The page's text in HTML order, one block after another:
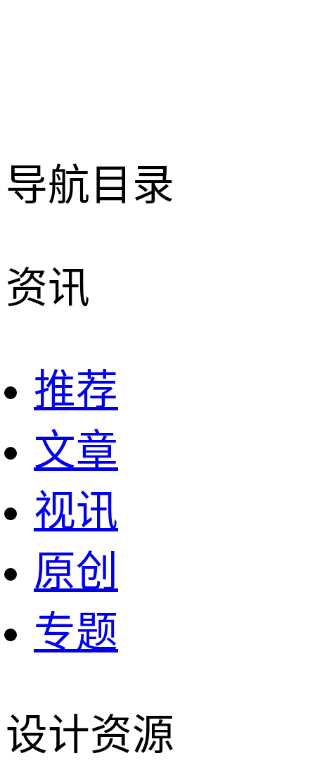
导航目录
资讯
推荐
文章
视讯
原创
专题
设计资源